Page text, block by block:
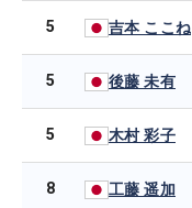
5 吉本 ここね
5 後藤 未有
5 木村 彩子
8 工藤 遥加